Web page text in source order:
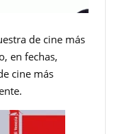
de cine más
en fechas,
cine más